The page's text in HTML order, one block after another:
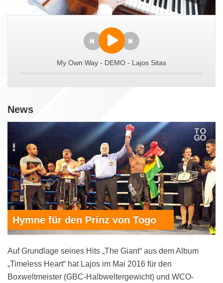
My Own Way - DEMO - Lajos Sitas
News
Hymne für den Prinz von Togo
Auf Grundlage seines Hits „The Giant“ aus dem Album
„Timeless Heart“ hat Lajos im Mai 2016 für den
Boxweltmeister (GBC-Halbweltergewicht) und WCO-